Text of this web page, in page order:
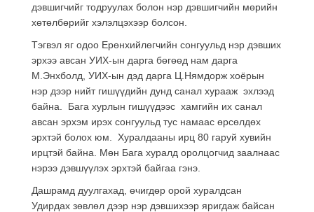
дэвшигчийг тодруулах болон нэр дэвшигчийн мөрийн
хөтөлбөрийг хэлэлцэхээр болсон.
Тэгвэл яг одоо Ерөнхийлөгчийн сонгуульд нэр дэвших
эрхээ авсан УИХ-ын дарга бөгөөд нам дарга
М.Энхболд, УИХ-ын дэд дарга Ц.Нямдорж хоёрын
нэр дээр нийт гишүүдийн дунд санал хурааж эхлээд
байна. Бага хурлын гишүүдээс хамгийн их санал
авсан эрхэм ирэх сонгуульд тус намаас өрсөлдөх
эрхтэй болох юм. Хуралдааны ирц 80 гаруй хувийн
ирцтэй байна. Мөн Бага хуралд оролцогчид заалнаас
нэрээ дэвшүүлэх эрхтэй байгаа гэнэ.
Дашрамд дуулгахад, өчигдөр орой хуралдсан
Удирдах зөвлөл дээр нэр дэвшихээр яригдаж байсан